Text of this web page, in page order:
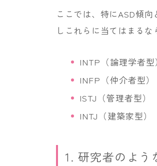
ここでは、特にASD傾
しこれらに当てはまる
INTP（論理学者型
INFP（仲介者型）
ISTJ（管理者型）
INTJ（建築家型）
1. 研究者のよう